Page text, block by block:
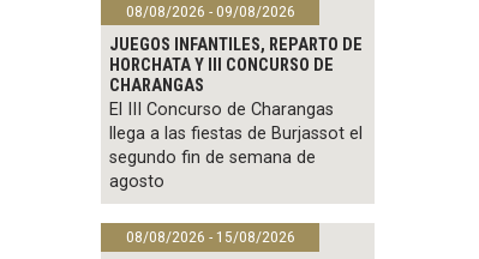
08/08/2026 - 09/08/2026
JUEGOS INFANTILES, REPARTO DE
HORCHATA Y III CONCURSO DE
CHARANGAS
El III Concurso de Charangas
llega a las fiestas de Burjassot el
segundo fin de semana de
agosto
08/08/2026 - 15/08/2026